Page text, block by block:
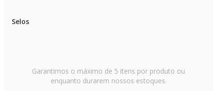
Selos
Garantimos o máximo de 5 itens por produto ou
enquanto durarem nossos estoques.